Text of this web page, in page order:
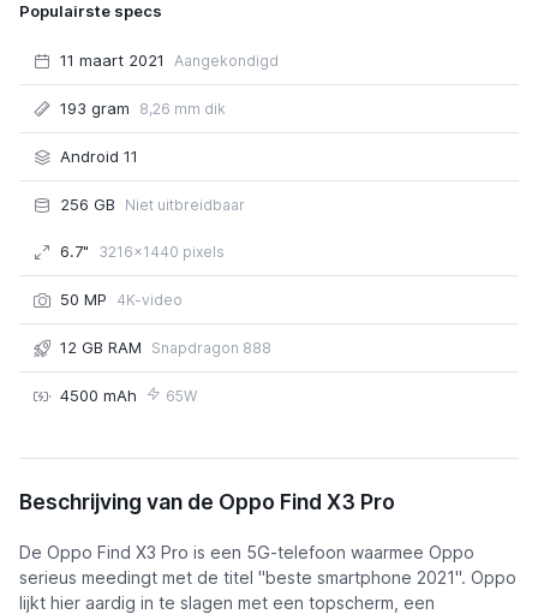
Populairste specs
11 maart 2021 Aangekondigd
193 gram 8,26 mm dik
Android 11
256 GB Niet uitbreidbaar
6.7" 3216x1440 pixels
50 MP 4K-video
12 GB RAM Snapdragon 888
4500 mAh 65W
Oppo Find X3 Pro
Beschrijving van de Oppo Find X3 Pro
De Oppo Find X3 Pro is een 5G-telefoon waarmee Oppo
serieus meedingt met de titel "beste smartphone 2021". Oppo
lijkt hier aardig in te slagen met een topscherm, een